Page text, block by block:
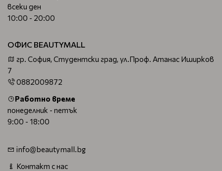
всеки ден
10:00 - 20:00
ОФИС BEAUTYMALL
гр. София, Студентски град, ул.Проф. Атанас Иширков
7
0882009872
Работно време
понеделник - петък
9:00 - 18:00
info@beautymall.bg
Контакт с нас